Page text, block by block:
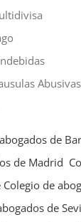
de
de Madrid
Colegio de
de